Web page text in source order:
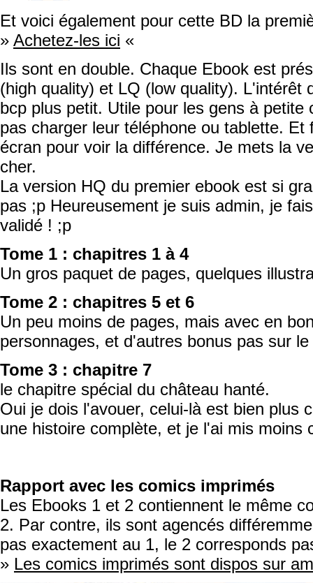
Et voici également pour cette BD la
» Achetez-les ici «
Ils sont en double. Chaque Ebook est
(high quality) et LQ (low quality). L'intérêt
bcp plus petit. Utile pour les gens à petite
pas charger leur téléphone ou tablette.
écran pour voir la différence. Je mets la
cher.
La version HQ du premier ebook est si
pas ;p Heureusement je suis admin, je
validé ! ;p
Tome 1 : chapitres 1 à 4
Un gros paquet de pages, quelques
Tome 2 : chapitres 5 et 6
Un peu moins de pages, mais avec en
personnages, et d'autres bonus pas sur
Tome 3 : chapitre 7
le chapitre spécial du château hanté.
Oui je dois l'avouer, celui-là est bien plus
une histoire complète, et je l'ai mis moins
Rapport avec les comics imprimés
Les Ebooks 1 et 2 contiennent le même
2. Par contre, ils sont agencés
pas exactement au 1, le 2 corresponds
» Les comics imprimés sont dispos sur